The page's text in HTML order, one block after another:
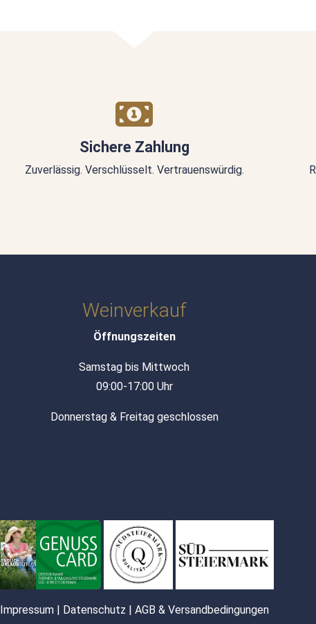
Sichere Zahlung
Zuverlässig. Verschlüsselt. Vertrauenswürdig.
Weinverkauf
Öffnungszeiten
Samstag bis Mittwoch
09:00-17:00 Uhr
Donnerstag & Freitag geschlossen
Impressum| Datenschutz | AGB & Versandbedingungen